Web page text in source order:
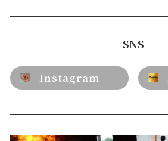
SNS
Instagram